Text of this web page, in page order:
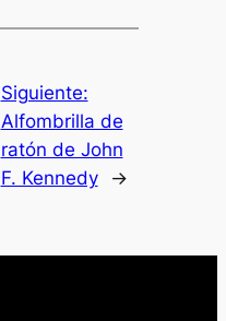
Siguiente:
Alfombrilla de
ratón de John
F. Kennedy
→